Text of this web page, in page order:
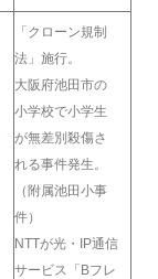
「クローン規制
法」施行。
大阪府池田市の
小学校で小学生
が無差別殺傷さ
れる事件発生。
（附属池田小事
件）
NTTが光・IP通信
サービス「Bフレ